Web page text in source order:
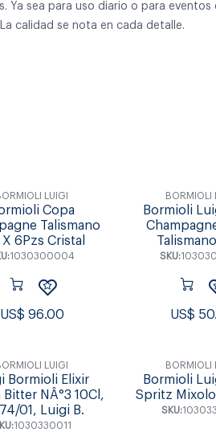
Ya sea para uso diario o para eventos
calidad se nota en cada detalle.
LUIGI
Copa
Talismano
6Pzs Cristal
1030300004
US$ 96.00
BORMIOLI
Bormioli
SKU:
US$
LUIGI
Bormioli Elixir
Bitter NÂ°3 10Cl,
01, Luigi B.
1030330011
BORMIOLI
Bormioli
Spritz
SKU: